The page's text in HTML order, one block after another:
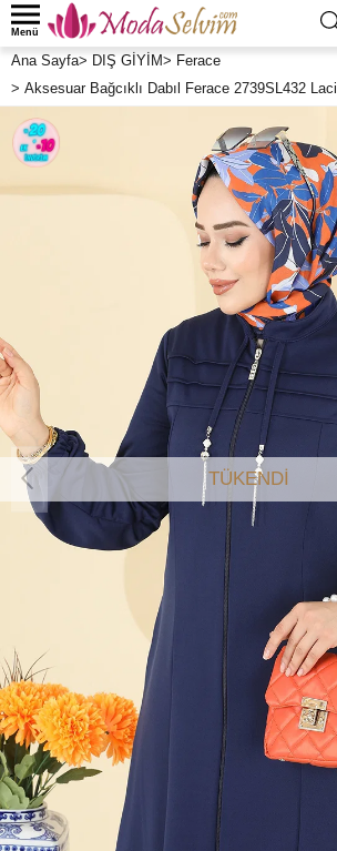
Menü
Ana Sayfa> DIŞ GİYİM> Ferace
> Aksesuar Bağcıklı Dabıl Ferace 2739SL432 Laci
TÜKENDİ